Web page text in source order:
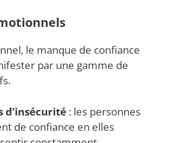
le manque de confiance
par une gamme de
d’insécurité : les personnes
de confiance en elles